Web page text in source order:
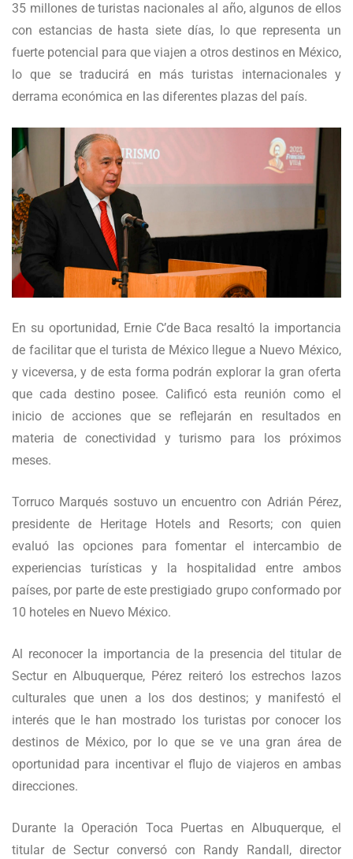
35 millones de turistas nacionales al año, algunos de ellos
con estancias de hasta siete días, lo que representa un
fuerte potencial para que viajen a otros destinos en México,
lo que se traducirá en más turistas internacionales y
derrama económica en las diferentes plazas del país.
En su oportunidad, Ernie C’de Baca resaltó la importancia
de facilitar que el turista de México llegue a Nuevo México,
y viceversa, y de esta forma podrán explorar la gran oferta
que cada destino posee. Calificó esta reunión como el
inicio de acciones que se reflejarán en resultados en
materia de conectividad y turismo para los próximos
meses.
Torruco Marqués sostuvo un encuentro con Adrián Pérez,
presidente de Heritage Hotels and Resorts; con quien
evaluó las opciones para fomentar el intercambio de
experiencias turísticas y la hospitalidad entre ambos
países, por parte de este prestigiado grupo conformado por
10 hoteles en Nuevo México.
Al reconocer la importancia de la presencia del titular de
Sectur en Albuquerque, Pérez reiteró los estrechos lazos
culturales que unen a los dos destinos; y manifestó el
interés que le han mostrado los turistas por conocer los
destinos de México, por lo que se ve una gran área de
oportunidad para incentivar el flujo de viajeros en ambas
direcciones.
Durante la Operación Toca Puertas en Albuquerque, el
titular de Sectur conversó con Randy Randall, director